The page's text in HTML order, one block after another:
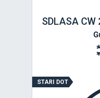
SDLASA
STARI DOT